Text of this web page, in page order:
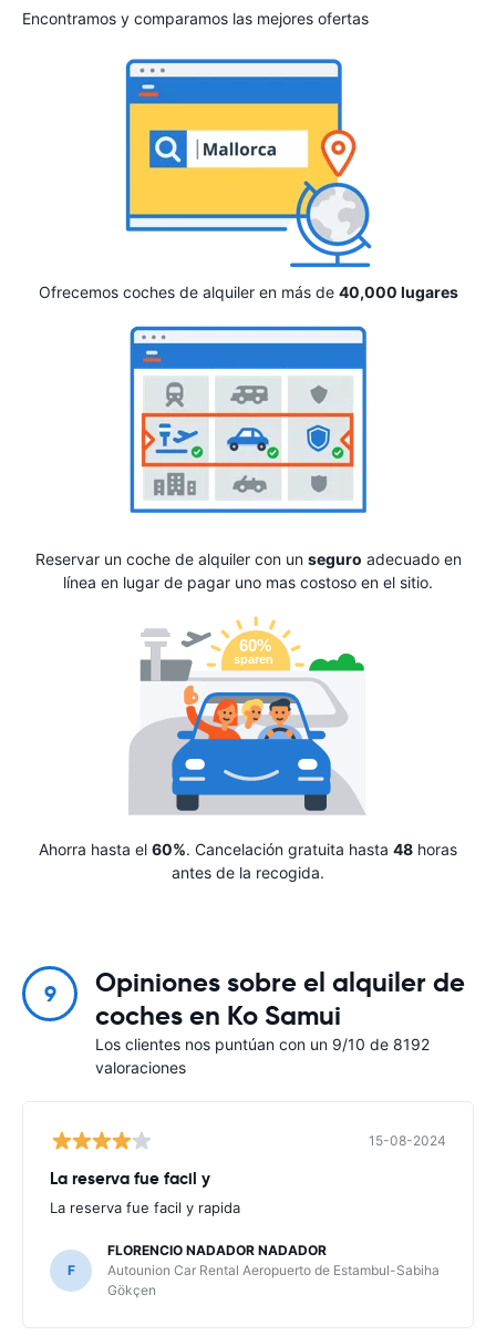
Encontramos y comparamos las mejores ofertas
Ofrecemos coches de alquiler en más de 40,000 lugares
Reservar un coche de alquiler con un seguro adecuado en
línea en lugar de pagar uno mas costoso en el sitio.
Ahorra hasta el 60%. Cancelación gratuita hasta 48 horas
antes de la recogida.
9
Opiniones sobre el alquiler de
coches en Ko Samui
Los clientes nos puntúan con un 9/10 de 8192
valoraciones
15-08-2024
La reserva fue facil y
La reserva fue facil y rapida
F
FLORENCIO NADADOR NADADOR
Autounion Car Rental Aeropuerto de Estambul-Sabiha
Gökçen